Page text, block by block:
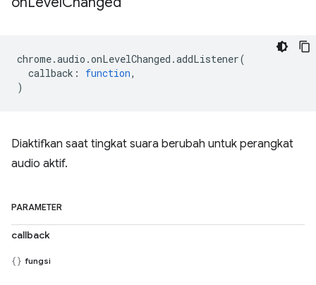
chrome.audio .onLevelChanged .addListener(
callback : function,
)
Diaktifkan saat tingkat suara berubah untuk perangkat
audio aktif.
PARAMETER
callback
fungsi